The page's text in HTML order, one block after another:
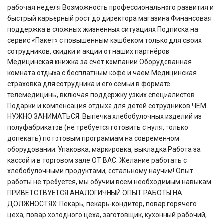
рабочая неделя Возможность профессионального развития и
быстрый карьерный рост до директора магазина Финансовая
поддержка в сложных жизненных ситуациях Подписка на
сервис «Пакет» с повышенным кэшбеком только для своих
сотрудников, скидки и акции от наших партнёров
Медицинская книжка за счет компании Оборудованная
комната отдыха с бесплатным кофе и чаем Медицинская
страховка для сотрудника и его семьи в формате
телемедицины, включая поддержку узких специалистов
Подарки и компенсация отдыха для детей сотрудников ЧЕМ
НУЖНО ЗАНИМАТЬСЯ: Выпечка хлебобулочных изделий из
полуфабрикатов (не требуется готовить с нуля, только
допекать) по готовым программам на современном
оборудовании. Упаковка, маркировка, выкладка Работа за
кассой и в торговом зале ОТ ВАС: Желание работать с
хлебобулочными продуктами, остальному научим! Опыт
работы не требуется, мы обучим всем необходимым навыкам
ПРИВЕТСТВУЕТСЯ АНАЛОГИЧНЫЙ ОПЫТ РАБОТЫ НА
ДОЛЖНОСТЯХ: Пекарь, пекарь-кондитер, повар горячего
цеха, повар холодного цеха, заготовщик, кухонный рабочий,